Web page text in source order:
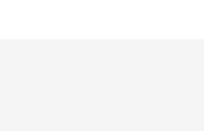
slideslide